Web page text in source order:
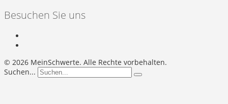
Besuchen Sie uns
© 2026 MeinSchwerte. Alle Rechte vorbehalten.
Suchen...